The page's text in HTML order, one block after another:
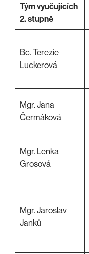
Tým vyučujících
2. stupně
Bc. Terezie
Luckerová
Mgr. Jana
Čermáková
Mgr. Lenka
Grosová
Mgr. Jaroslav
Janků